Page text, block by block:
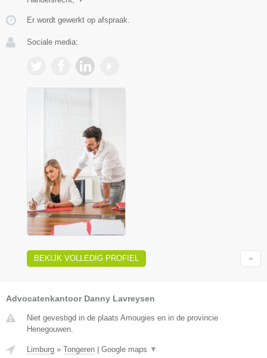
Er wordt gewerkt op afspraak.
Sociale media:
BEKIJK VOLLEDIG PROFIEL
Advocatenkantoor Danny Lavreysen
Niet gevestigd in de plaats Amougies en in de provincie
Henegouwen.
Limburg » Tongeren Google maps ▼